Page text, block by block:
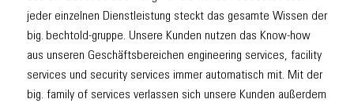
jeder einzelnen Dienstleistung steckt das gesamte Wissen der
big. bechtold-gruppe. Unsere Kunden nutzen das Know-how
aus unseren Geschäftsbereichen engineering services, facility
services und security services immer automatisch mit. Mit der
big. family of services verlassen sich unsere Kunden außerdem